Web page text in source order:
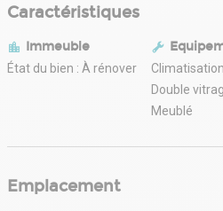
Caractéristiques
Immeuble
État du bien : À rénover
Climatisation
Double
Meublé
Emplacement